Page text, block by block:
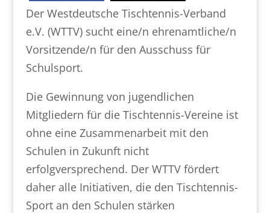
Der Westdeutsche Tischtennis-Verband
e.V. (WTTV) sucht eine/n ehrenamtliche/n
Vorsitzende/n für den Ausschuss für
Schulsport.
Die Gewinnung von jugendlichen
Mitgliedern für die Tischtennis-Vereine ist
ohne eine Zusammenarbeit mit den
Schulen in Zukunft nicht
erfolgversprechend. Der WTTV fördert
daher alle Initiativen, die den Tischtennis-
Sport an den Schulen stärken